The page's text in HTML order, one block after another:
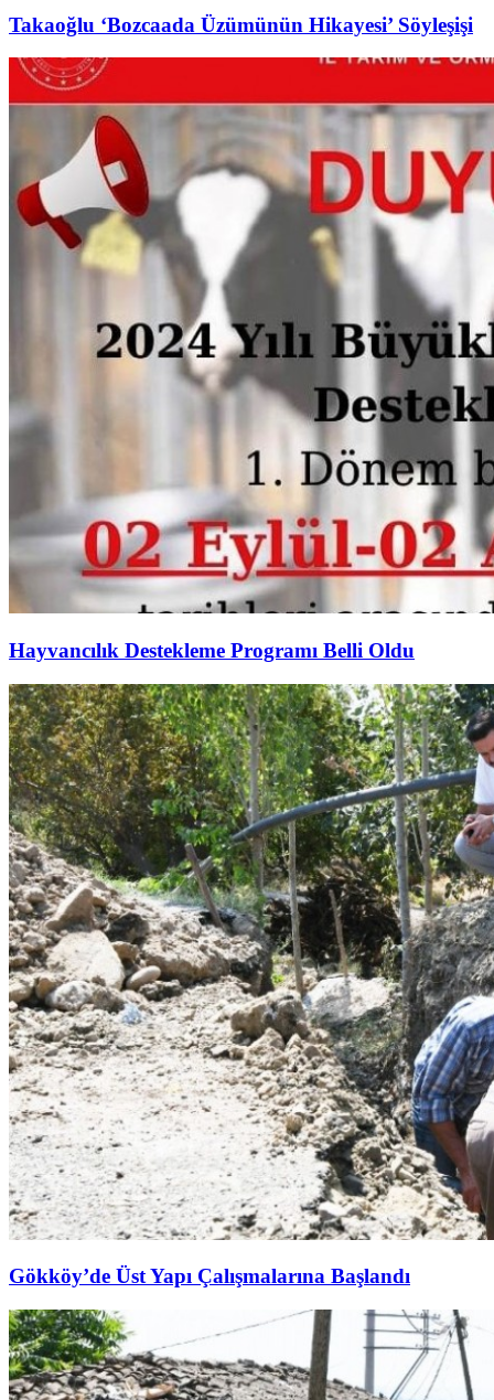
Takaoğlu ‘Bozcaada Üzümünün Hikayesi’ Söyleşişi
Hayvancılık Destekleme Programı Belli Oldu
Gökköy’de Üst Yapı Çalışmalarına Başlandı